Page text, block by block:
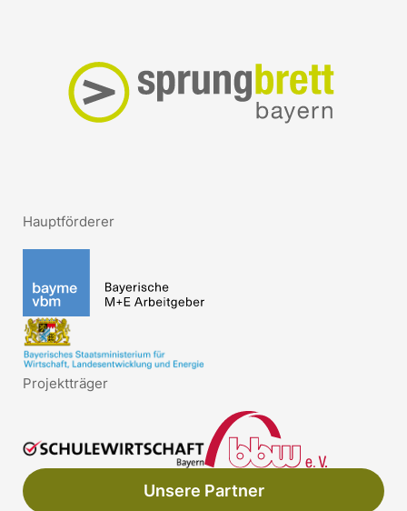
Hauptförderer
Projektträger
Unsere Partner